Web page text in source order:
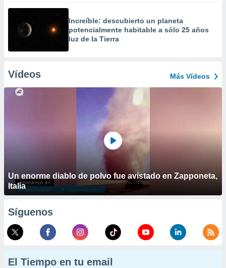
Increíble: descubierto un planeta
potencialmente habitable a sólo 25 años
luz de la Tierra
Vídeos Más Vídeos
Un enorme diablo de polvo fue avistado en Zapponeta,
Italia
Síguenos
El Tiempo en tu email